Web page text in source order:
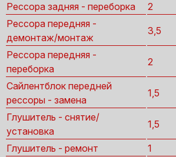
Рессора задняя - переборка 2
Рессора передняя -
демонтаж/монтаж
3,5
Рессора передняя -
переборка
2
Сайлентблок передней
рессоры - замена
1,5
Глушитель - снятие/
установка
1,5
Глушитель - ремонт 1